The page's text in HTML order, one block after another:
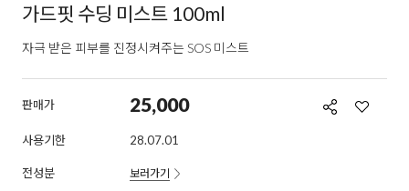
가드핏 수딩 미스트 100ml
자극 받은 피부를 진정시켜주는 SOS 미스트
판매가 25,000
사용기한 28.07.01
전성분 보러가기